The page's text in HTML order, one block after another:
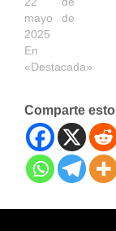
mayo de
2025
En
«Destacada»
Comparte esto